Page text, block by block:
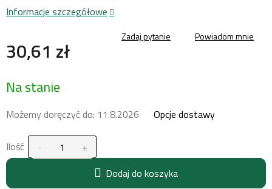
30,61 zł
jednostkowa:
Na stanie
Możemy doręczyć do: 11.8.2026 Opcje dostawy
Ilość
Dodaj do koszyka
Informacje szczegółowe
Zadaj pytanie Powiadom mnie